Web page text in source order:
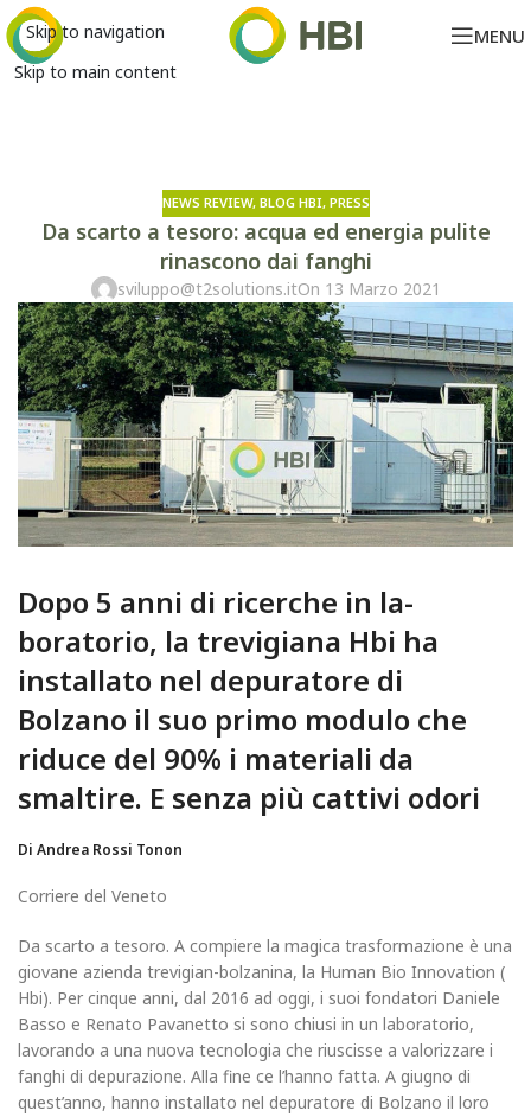
Skip to navigation
Skip to main content
MENU
NEWS REVIEW, BLOG HBI, PRESS
Da scarto a tesoro: acqua ed energia pulite
rinascono dai fanghi
sviluppo@t2solutions.itOn 13 Marzo 2021
Dopo 5 anni di ricerche in la­
boratorio, la trevigiana Hbi ha
installato nel depuratore di
Bolzano il suo primo mo­dulo che
riduce del 90% i materiali da
smaltire. E senza più cattivi odori
Di Andrea Rossi Tonon
Corriere del Veneto
Da scarto a tesoro. A compiere la magica trasformazione è una
gio­vane azienda trevigian-bolzanina, la Human Bio Innovation (
Hbi). Per cinque anni, dal 2016 ad oggi, i suoi fondatori Daniele
Basso e Re­nato Pavanetto si sono chiusi in un laboratorio,
lavorando a una nuova tecnologia che riuscisse a valoriz­zare i
fanghi di depurazione. Alla fine ce l’hanno fatta. A giugno di
quest’anno, hanno installato nel depuratore di Bolzano il loro